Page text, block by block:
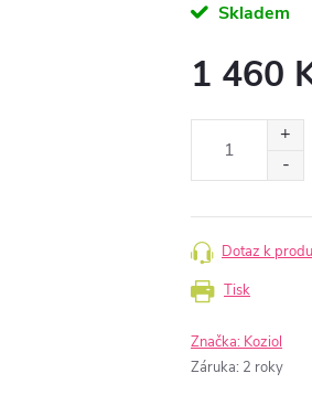
Skladem
1 460
Tisk
Dotaz k
Značka: Koziol
Záruka: 2 roky